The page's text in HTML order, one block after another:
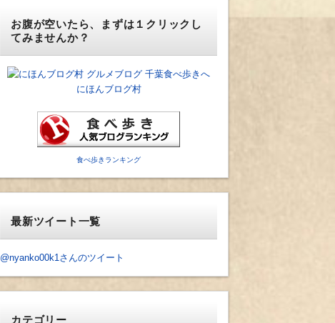
お腹が空いたら、まずは１クリックし
てみませんか？
にほんブログ村
食べ歩きランキング
最新ツイート一覧
@nyanko00k1さんのツイート
カテゴリー